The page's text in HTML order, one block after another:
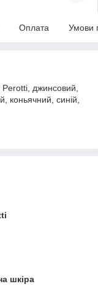
Оплата Умови
джинсовий,
коньячний, синій,
шкіра